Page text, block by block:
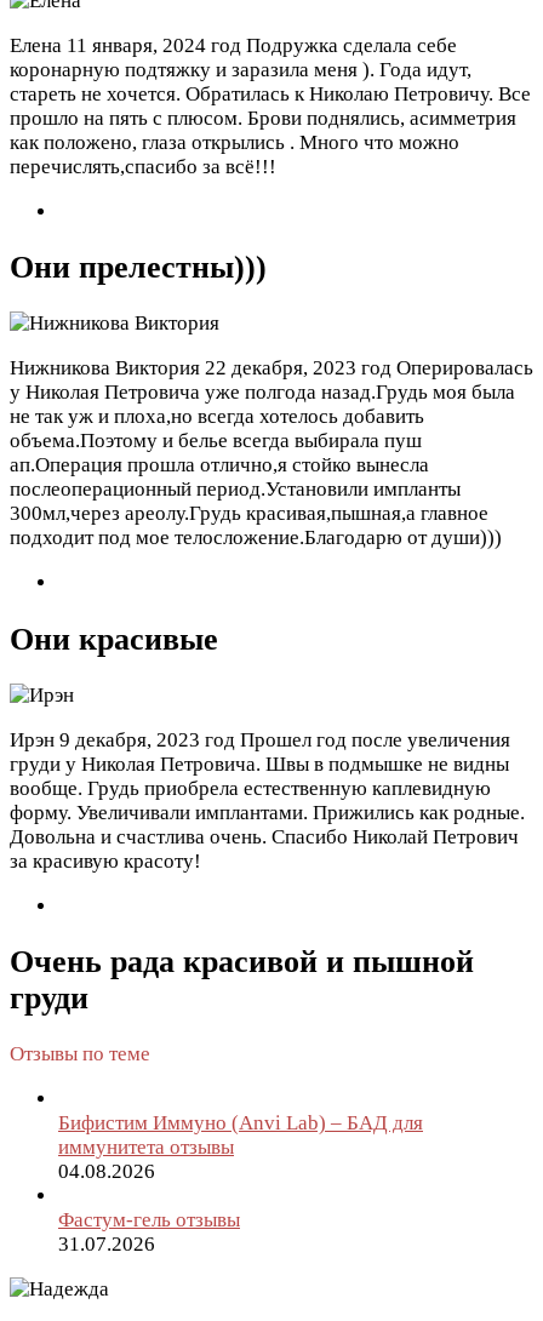
Елена 11 января, 2024 год Подружка сделала себе
коронарную подтяжку и заразила меня ). Года идут,
стареть не хочется. Обратилась к Николаю Петровичу. Все
прошло на пять с плюсом. Брови поднялись, асимметрия
как положено, глаза открылись . Много что можно
перечислять,спасибо за всё!!!
Они прелестны)))
Нижникова Виктория 22 декабря, 2023 год Оперировалась
у Николая Петровича уже полгода назад.Грудь моя была
не так уж и плоха,но всегда хотелось добавить
объема.Поэтому и белье всегда выбирала пуш
ап.Операция прошла отлично,я стойко вынесла
послеоперационный период.Установили импланты
300мл,через ареолу.Грудь красивая,пышная,а главное
подходит под мое телосложение.Благодарю от души)))
Они красивые
Ирэн 9 декабря, 2023 год Прошел год после увеличения
груди у Николая Петровича. Швы в подмышке не видны
вообще. Грудь приобрела естественную каплевидную
форму. Увеличивали имплантами. Прижились как родные.
Довольна и счастлива очень. Спасибо Николай Петрович
за красивую красоту!
Очень рада красивой и пышной
груди
Отзывы по теме
Бифистим Иммуно (Anvi Lab) – БАД для
иммунитета отзывы
04.08.2026
Фастум-гель отзывы
31.07.2026